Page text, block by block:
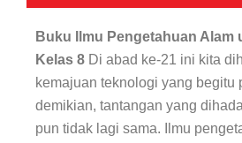
Buku Ilmu Pengetahuan Alam
Kelas 8 Di abad ke-21 ini kita
kemajuan teknologi yang begitu
demikian, tantangan yang
pun tidak lagi sama. Ilmu